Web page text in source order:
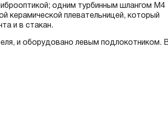
одним турбинным шлангом М4
керамической плевательницей, который
и в стакан.
и оборудовано левым подлокотником.